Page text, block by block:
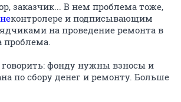
заказчик... В нем проблема тоже,
неконтролере и подписывающим
на проведение ремонта в
проблема.
говорить: фонду нужны взносы и
по сбору денег и ремонту. Больше